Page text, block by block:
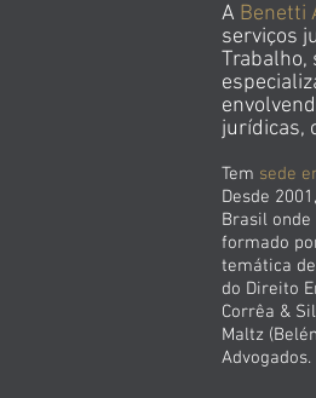
A Benetti
serviços
Trabalho,
jurídicas,
Tem sede
Desde
Brasil
formado
temática
do Direito
Corrêa &
Maltz
Advogados.